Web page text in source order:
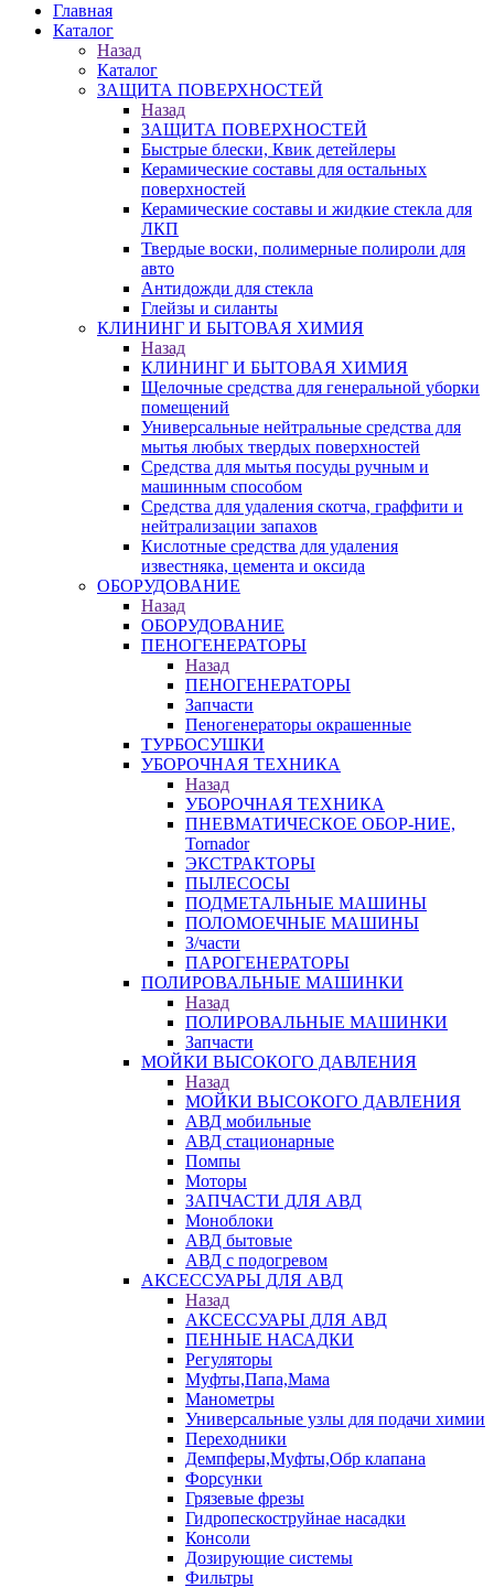
Главная
Каталог
Назад
Каталог
ЗАЩИТА ПОВЕРХНОСТЕЙ
Назад
ЗАЩИТА ПОВЕРХНОСТЕЙ
Быстрые блески, Квик детейлеры
Керамические составы для остальных
поверхностей
Керамические составы и жидкие стекла для
ЛКП
Твердые воски, полимерные полироли для
авто
Антидожди для стекла
Глейзы и силанты
КЛИНИНГ И БЫТОВАЯ ХИМИЯ
Назад
КЛИНИНГ И БЫТОВАЯ ХИМИЯ
Щелочные средства для генеральной уборки
помещений
Универсальные нейтральные средства для
мытья любых твердых поверхностей
Средства для мытья посуды ручным и
машинным способом
Средства для удаления скотча, граффити и
нейтрализации запахов
Кислотные средства для удаления
известняка, цемента и оксида
ОБОРУДОВАНИЕ
Назад
ОБОРУДОВАНИЕ
ПЕНОГЕНЕРАТОРЫ
Назад
ПЕНОГЕНЕРАТОРЫ
Запчасти
Пеногенераторы окрашенные
ТУРБОСУШКИ
УБОРОЧНАЯ ТЕХНИКА
Назад
УБОРОЧНАЯ ТЕХНИКА
ПНЕВМАТИЧЕСКОЕ ОБОР-НИЕ,
Tornador
ЭКСТРАКТОРЫ
ПЫЛЕСОСЫ
ПОДМЕТАЛЬНЫЕ МАШИНЫ
ПОЛОМОЕЧНЫЕ МАШИНЫ
З/части
ПАРОГЕНЕРАТОРЫ
ПОЛИРОВАЛЬНЫЕ МАШИНКИ
Назад
ПОЛИРОВАЛЬНЫЕ МАШИНКИ
Запчасти
МОЙКИ ВЫСОКОГО ДАВЛЕНИЯ
Назад
МОЙКИ ВЫСОКОГО ДАВЛЕНИЯ
АВД мобильные
АВД стационарные
Помпы
Моторы
ЗАПЧАСТИ ДЛЯ АВД
Моноблоки
АВД бытовые
АВД с подогревом
АКСЕССУАРЫ ДЛЯ АВД
Назад
АКСЕССУАРЫ ДЛЯ АВД
ПЕННЫЕ НАСАДКИ
Регуляторы
Муфты,Папа,Мама
Манометры
Универсальные узлы для подачи химии
Переходники
Демпферы,Муфты,Обр клапана
Форсунки
Грязевые фрезы
Гидропескоструйнае насадки
Консоли
Дозирующие системы
Фильтры